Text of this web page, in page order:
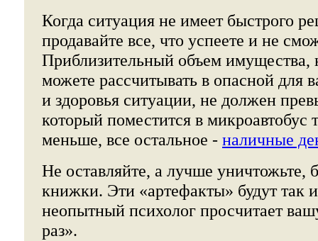
Когда ситуация не имеет быстрого
продавайте все, что успеете и не
Приблизительный объем имущества,
можете рассчитывать в опасной для
и здоровья ситуации, не должен
который поместится в микроавтобус
меньше, все остальное - наличные
Не оставляйте, а лучше уничтожьте,
книжки. Эти «артефакты» будут так
неопытный психолог просчитает
раз».